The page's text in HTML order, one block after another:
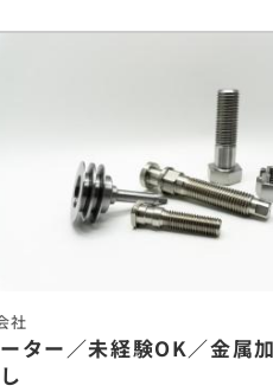
社
ター／未経験OK／金属